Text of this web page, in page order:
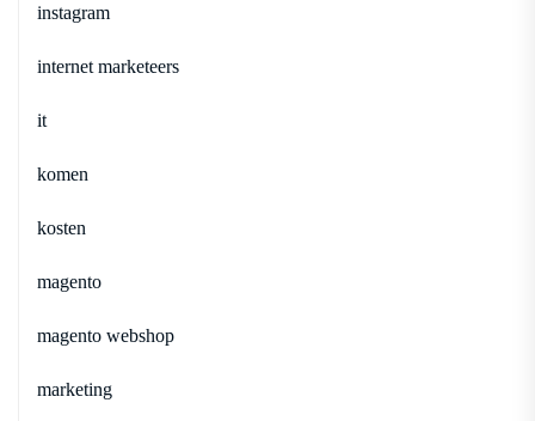
instagram
internet marketeers
it
komen
kosten
magento
magento webshop
marketing